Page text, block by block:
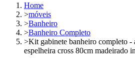
Home
>móveis
>Banheiro
>Banheiro Completo
>Kit gabinete banheiro completo -
espelheira cross 80cm